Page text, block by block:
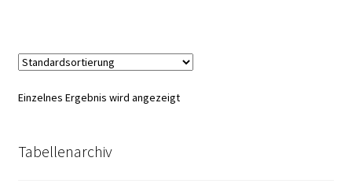
Einzelnes Ergebnis wird angezeigt
Tabellenarchiv